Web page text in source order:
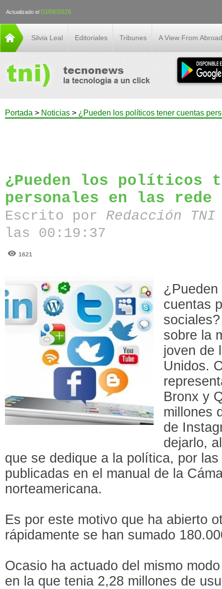
Actualizado el 03/08/2026
Silvia Leal Editoriales Tribunes A View From Abroad
Portada > Noticias > ¿Pueden los políticos tener cuentas
¿Pueden los políticos
personales en las rede
Escrito por Redacción
las 00:19:37
1621
cuentas
sobre la
joven de
Unidos.
Bronx y
millones
de
dejarlo,
que se dedique a la política, por
publicadas en el manual de la
norteamericana.
Es por este motivo que ha abierto
rápidamente se han sumado
Ocasio ha actuado del mismo
en la que tenia 2,28 millones de